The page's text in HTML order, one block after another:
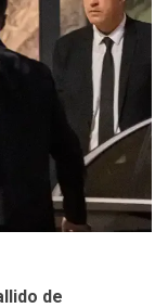
de
a Cámara
reforma
Libre
de